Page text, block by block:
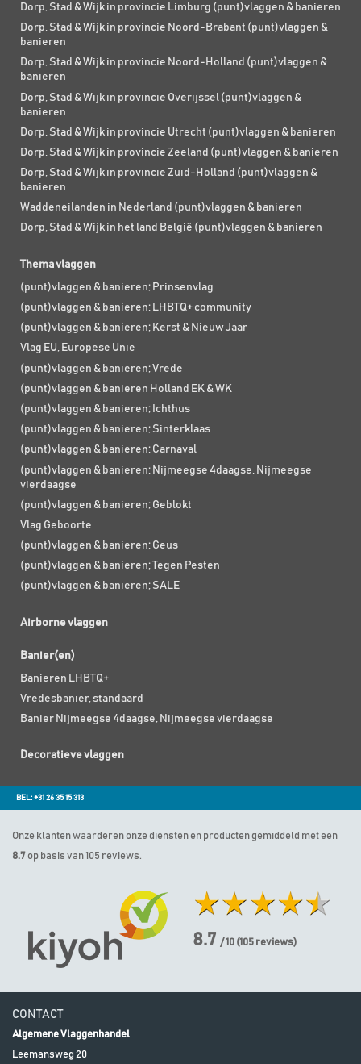
Dorp, Stad & Wijk in provincie Limburg (punt)vlaggen & banieren
Dorp, Stad & Wijk in provincie Noord-Brabant (punt)vlaggen &
banieren
Dorp, Stad & Wijk in provincie Noord-Holland (punt)vlaggen &
banieren
Dorp, Stad & Wijk in provincie Overijssel (punt)vlaggen &
banieren
Dorp, Stad & Wijk in provincie Utrecht (punt)vlaggen & banieren
Dorp, Stad & Wijk in provincie Zeeland (punt)vlaggen & banieren
Dorp, Stad & Wijk in provincie Zuid-Holland (punt)vlaggen &
banieren
Waddeneilanden in Nederland (punt)vlaggen & banieren
Dorp, Stad & Wijk in het land België (punt)vlaggen & banieren
Thema vlaggen
(punt)vlaggen & banieren; Prinsenvlag
(punt)vlaggen & banieren; LHBTQ+ community
(punt)vlaggen & banieren; Kerst & Nieuw Jaar
Vlag EU, Europese Unie
(punt)vlaggen & banieren; Vrede
(punt)vlaggen & banieren Holland EK & WK
(punt)vlaggen & banieren; Ichthus
(punt)vlaggen & banieren; Sinterklaas
(punt)vlaggen & banieren; Carnaval
(punt)vlaggen & banieren; Nijmeegse 4daagse, Nijmeegse
vierdaagse
(punt)vlaggen & banieren; Geblokt
Vlag Geboorte
(punt)vlaggen & banieren; Geus
(punt)vlaggen & banieren; Tegen Pesten
(punt)vlaggen & banieren; SALE
Airborne vlaggen
Banier(en)
Banieren LHBTQ+
Vredesbanier, standaard
Banier Nijmeegse 4daagse, Nijmeegse vierdaagse
Decoratieve vlaggen
BEL: +31 26 35 15 313
Onze klanten waarderen onze diensten en producten gemiddeld met een
8.7 op basis van 105 reviews.
8.7 / 10 (105 reviews)
CONTACT
Algemene Vlaggenhandel
Leemansweg 20